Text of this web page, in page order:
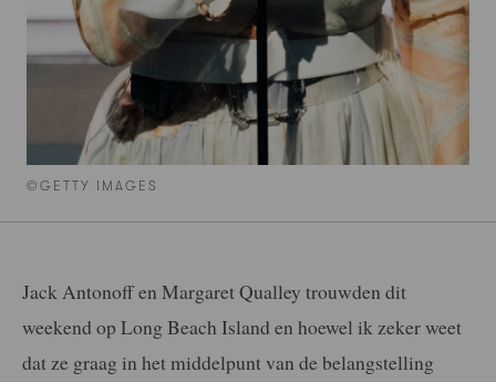
©GETTY IMAGES
Jack Antonoff en Margaret Qualley trouwden dit
weekend op Long Beach Island en hoewel ik zeker weet
dat ze graag in het middelpunt van de belangstelling